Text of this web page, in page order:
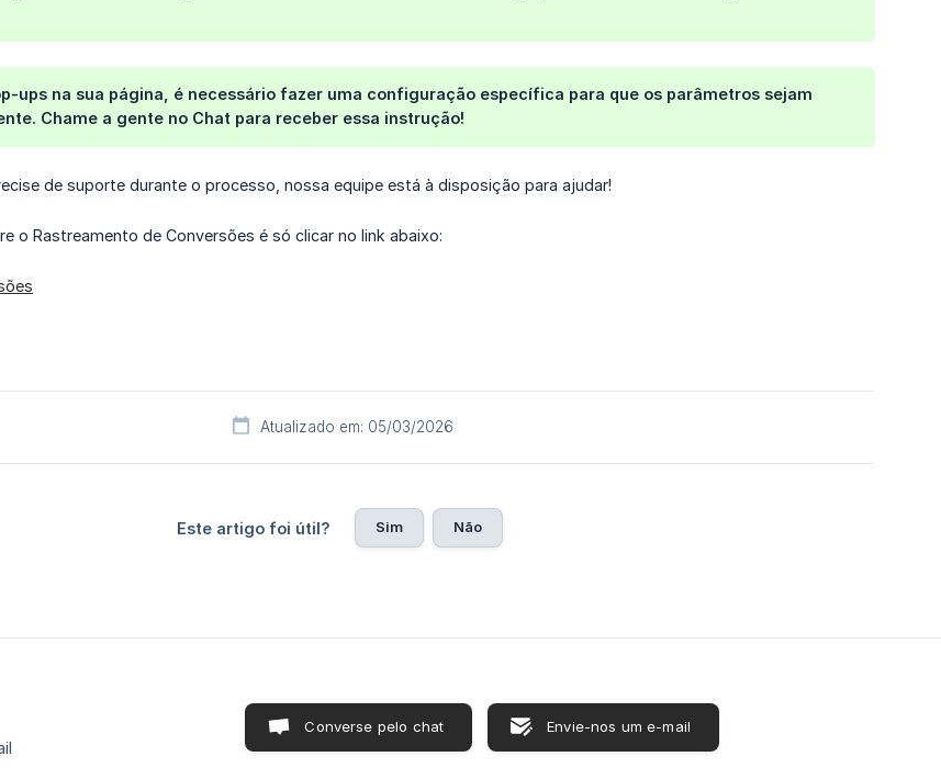
ups na sua página, é necessário fazer uma configuração específica para que os parâmetros sejam
Chame a gente no Chat para receber essa instrução!
de suporte durante o processo, nossa equipe está à disposição para ajudar!
o Rastreamento de Conversões é só clicar no link abaixo:
Atualizado em: 05/03/2026
Este artigo foi útil? Sim Não
Converse pelo chat Envie-nos um e-mail